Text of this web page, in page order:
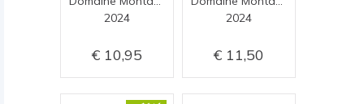
2024
10,95
2024
11,50